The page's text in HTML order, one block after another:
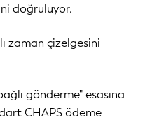
doğruluyor.
zaman çizelgesini
gönderme" esasına
CHAPS ödeme